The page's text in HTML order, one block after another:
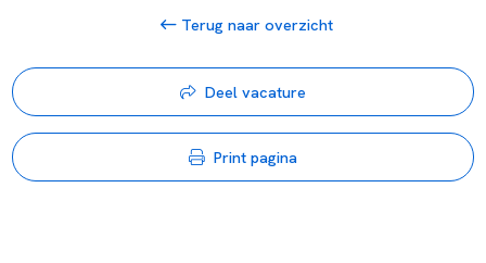
Terug naar overzicht
Deel vacature
Print pagina